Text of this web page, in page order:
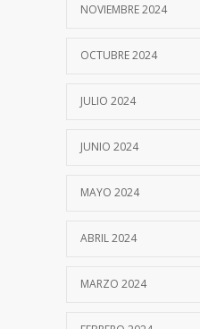
NOVIEMBRE 2024
OCTUBRE 2024
JULIO 2024
JUNIO 2024
MAYO 2024
ABRIL 2024
MARZO 2024